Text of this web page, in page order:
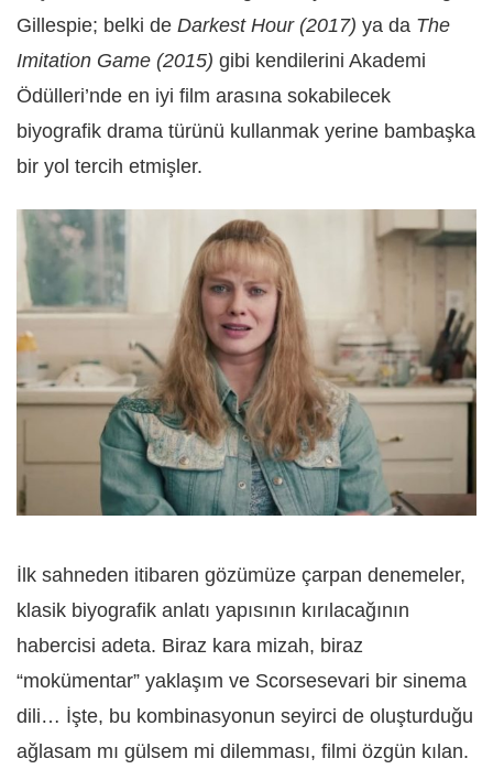
Gillespie; belki de Darkest Hour (2017) ya da The
Imitation Game (2015) gibi kendilerini Akademi
Ödülleri’nde en iyi film arasına sokabilecek
biyografik drama türünü kullanmak yerine bambaşka
bir yol tercih etmişler.
İlk sahneden itibaren gözümüze çarpan denemeler,
klasik biyografik anlatı yapısının kırılacağının
habercisi adeta. Biraz kara mizah, biraz
“mokümentar” yaklaşım ve Scorsesevari bir sinema
dili… İşte, bu kombinasyonun seyirci de oluşturduğu
ağlasam mı gülsem mi dilemması, filmi özgün kılan.